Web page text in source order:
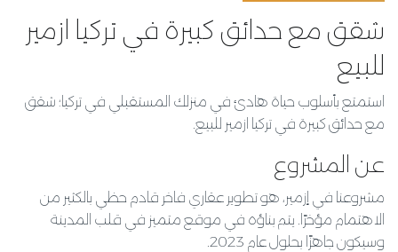
شقق مع حدائق كبيرة في تركيا ازمير
للبيع
استمتع بأسلوب حياة هادئ في منزلك المستقبلي في تركيا؛ شقق
مع حدائق كبيرة في تركيا ازمير للبيع.
عن المشروع
مشروعنا في إزمير، هو تطوير عقاري فاخر قادم حظي بالكثير من
الاهتمام مؤخرًا. يتم بناؤه في موقع متميز في قلب المدينة
وسيكون جاهزًا بحلول عام 2023.